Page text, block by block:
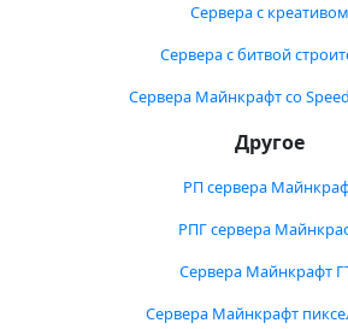
Сервера с креативом
Сервера с битвой
Сервера Майнкрафт со
Другое
РП сервера
РПГ сервера
Сервера Майнкрафт
Сервера Майнкрафт